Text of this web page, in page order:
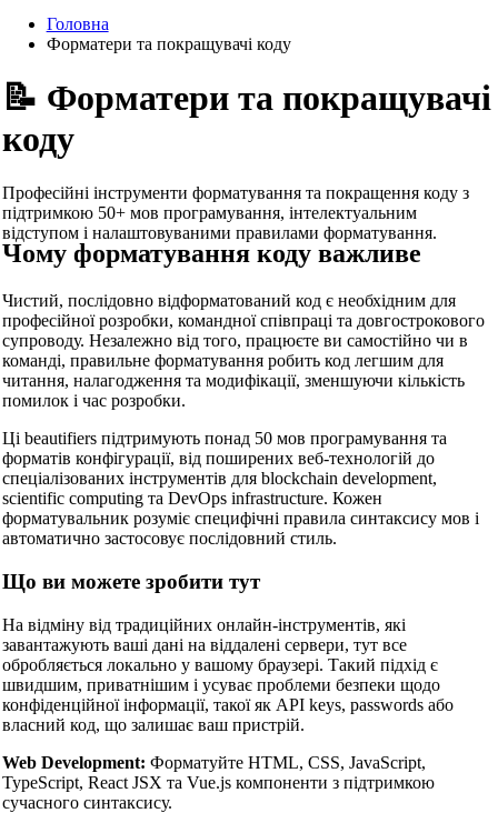
Головна
Форматери та покращувачі коду
📝 Форматери та покращувачі
коду
Професійні інструменти форматування та покращення коду з
підтримкою 50+ мов програмування, інтелектуальним
відступом і налаштовуваними правилами форматування.
Чому форматування коду важливе
Чистий, послідовно відформатований код є необхідним для
професійної розробки, командної співпраці та довгострокового
супроводу. Незалежно від того, працюєте ви самостійно чи в
команді, правильне форматування робить код легшим для
читання, налагодження та модифікації, зменшуючи кількість
помилок і час розробки.
Ці beautifiers підтримують понад 50 мов програмування та
форматів конфігурації, від поширених веб-технологій до
спеціалізованих інструментів для blockchain development,
scientific computing та DevOps infrastructure. Кожен
форматувальник розуміє специфічні правила синтаксису мов і
автоматично застосовує послідовний стиль.
Що ви можете зробити тут
На відміну від традиційних онлайн-інструментів, які
завантажують ваші дані на віддалені сервери, тут все
обробляється локально у вашому браузері. Такий підхід є
швидшим, приватнішим і усуває проблеми безпеки щодо
конфіденційної інформації, такої як API keys, passwords або
власний код, що залишає ваш пристрій.
Web Development: Форматуйте HTML, CSS, JavaScript,
TypeScript, React JSX та Vue.js компоненти з підтримкою
сучасного синтаксису.